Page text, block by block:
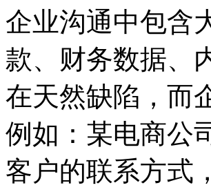
企业沟通中包含
款、财务数据、
在天然缺陷，而
例如：某电商公
客户的联系方式